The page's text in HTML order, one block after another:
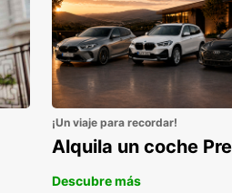
¡Un viaje para recordar!
Alquila un coche
Descubre más